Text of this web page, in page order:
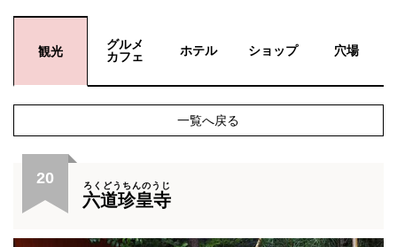
観光
グルメ
カフェ
ホテル ショップ 穴場
一覧へ戻る
20
六道珍皇寺
ろくどうちんのうじ